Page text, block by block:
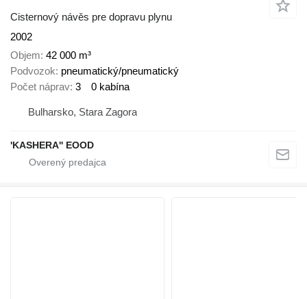
Cisternový návěs pre dopravu plynu
2002
Objem 42 000 m³
Podvozok pneumatický/pneumatický
Počet náprav 3 0 kabína
Bulharsko, Stara Zagora
'KASHERA'' EOOD